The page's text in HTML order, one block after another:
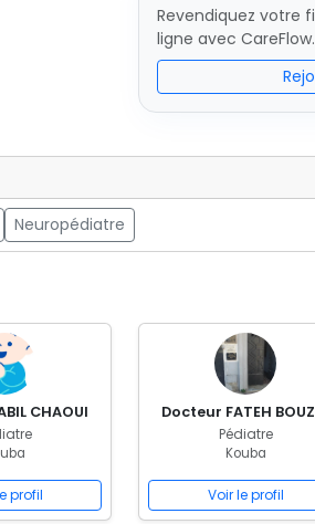
Revendiquez votre
ligne avec CareFlow.
Neuropédiatre
CHAOUI
profil
Docteur FATEH
Pédiatre
Kouba
Voir le profil